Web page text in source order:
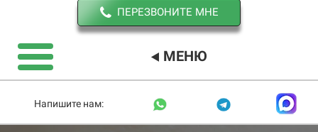
ПЕРЕЗВОНИТЕ МНЕ
◀️ МЕНЮ
Напишите нам: